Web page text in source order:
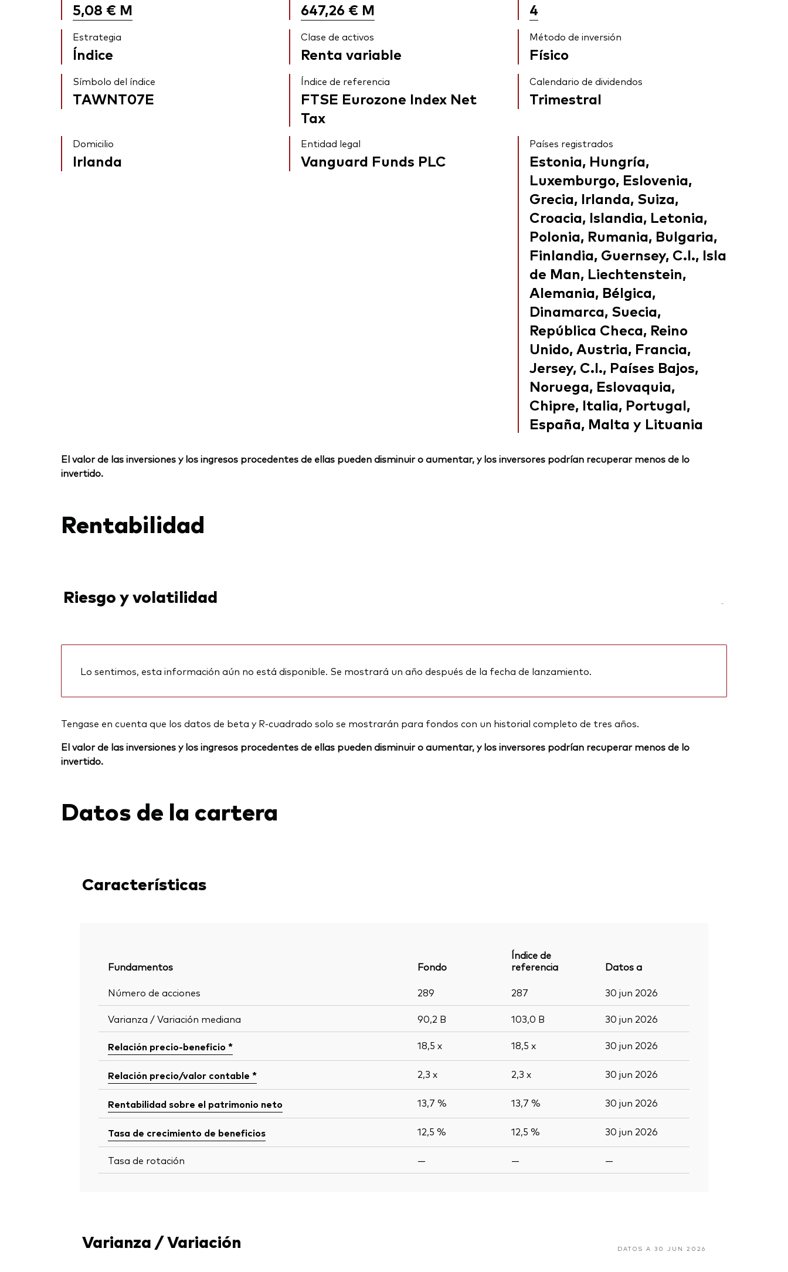
5,08 € M 647,26 € M 4
Estrategia
Índice
Clase de activos
Renta variable
Método de inversión
Físico
Símbolo del índice
TAWNT07E
Índice de referencia
FTSE Eurozone Index Net
Tax
Calendario de dividendos
Trimestral
Domicilio
Irlanda
Entidad legal
Vanguard Funds PLC
Países registrados
Estonia, Hungría,
Luxemburgo, Eslovenia,
Grecia, Irlanda, Suiza,
Croacia, Islandia, Letonia,
Polonia, Rumania, Bulgaria,
Finlandia, Guernsey, C.I., Isla
de Man, Liechtenstein,
Alemania, Bélgica,
Dinamarca, Suecia,
República Checa, Reino
Unido, Austria, Francia,
Jersey, C.I., Países Bajos,
Noruega, Eslovaquia,
Chipre, Italia, Portugal,
España, Malta y Lituania
El valor de las inversiones y los ingresos procedentes de ellas pueden disminuir o aumentar, y los inversores podrían recuperar menos de lo
invertido.
Rentabilidad
Riesgo y volatilidad -
Lo sentimos, esta información aún no está disponible. Se mostrará un año después de la fecha de lanzamiento.
Tengase en cuenta que los datos de beta y R-cuadrado solo se mostrarán para fondos con un historial completo de tres años.
El valor de las inversiones y los ingresos procedentes de ellas pueden disminuir o aumentar, y los inversores podrían recuperar menos de lo
invertido.
Datos de la cartera
Características
Fundamentos Fondo
Índice de
referencia
Datos a
Número de acciones
289 287 30 jun 2026
Varianza / Variación mediana 90,2 B 103,0 B 30 jun 2026
Relación precio-beneficio * 18,5 x 18,5 x 30 jun 2026
Relación precio/valor contable * 2,3 x 2,3 x 30 jun 2026
Rentabilidad sobre el patrimonio neto 13,7 % 13,7 % 30 jun 2026
Tasa de crecimiento de beneficios 12,5 % 12,5 % 30 jun 2026
Tasa de rotación — — —
Varianza / Variación DATOS A 30 JUN 2026